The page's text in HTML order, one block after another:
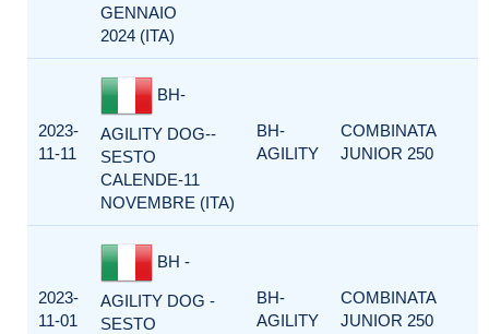
GENNAIO
2024 (ITA)
2023-
11-11
BH-
AGILITY DOG--
SESTO
CALENDE-11
NOVEMBRE (ITA)
BH-
AGILITY
COMBINATA
JUNIOR 250
2023-
11-01
BH -
AGILITY DOG -
SESTO
BH-
AGILITY
COMBINATA
JUNIOR 250